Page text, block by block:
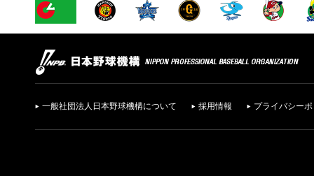
一般社団法人日本野球機構について 採用情報 プライバシー